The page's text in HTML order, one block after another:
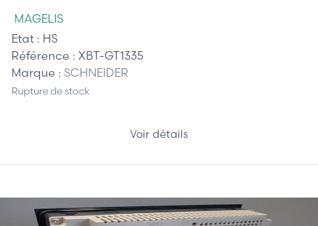
MAGELIS
Etat : HS
Référence : XBT-GT1335
Marque : SCHNEIDER
Rupture de stock
Voir détails